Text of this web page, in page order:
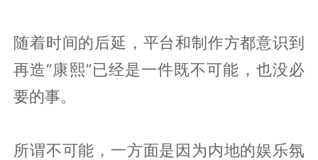
随着时间的后延，平台和制作方都意识到
再造“康熙”已经是一件既不可能，也没必
要的事。
所谓不可能，一方面是因为内地的娱乐氛